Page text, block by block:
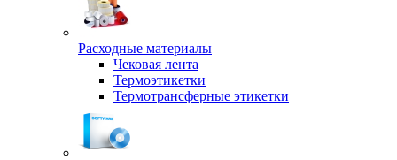
Расходные материалы
Чековая лента
Термоэтикетки
Термотрансферные этикетки